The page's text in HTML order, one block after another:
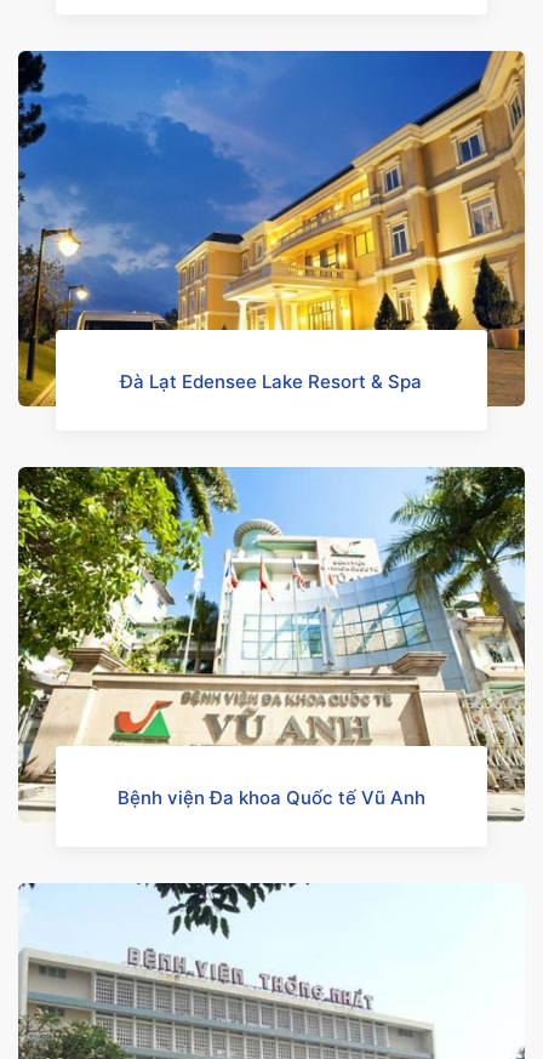
Đà Lạt Edensee Lake Resort & Spa
Bệnh viện Đa khoa Quốc tế Vũ Anh